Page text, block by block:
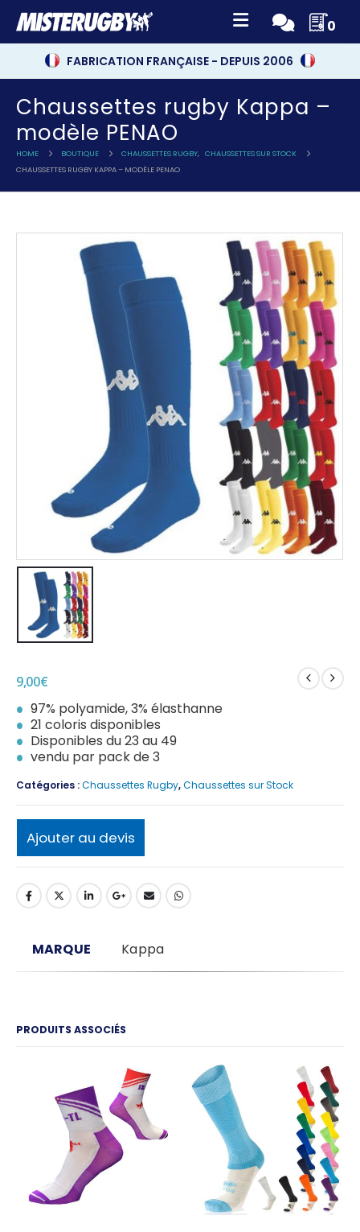
0
FABRICATION FRANÇAISE - DEPUIS 2006
Chaussettes rugby Kappa –
modèle PENAO
HOME BOUTIQUE CHAUSSETTES RUGBY, CHAUSSETTES SUR STOCK
CHAUSSETTES RUGBY KAPPA – MODÈLE PENAO
9,00€
97% polyamide, 3% élasthanne
21 coloris disponibles
Disponibles du 23 au 49
vendu par pack de 3
Catégories :Chaussettes Rugby,Chaussettes sur Stock
Ajouter au devis
MARQUE Kappa
PRODUITS ASSOCIÉS